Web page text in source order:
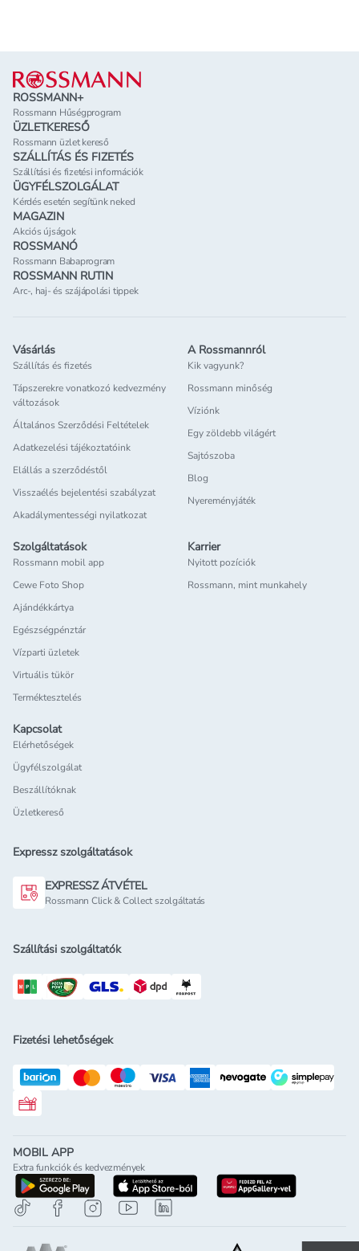
Lábléc
ROSSMANN+
Rossmann Hűségprogram
ÜZLETKERESŐ
Rossmann üzlet kereső
SZÁLLÍTÁS ÉS FIZETÉS
Szállítási és fizetési információk
ÜGYFÉLSZOLGÁLAT
Kérdés esetén segítünk neked
MAGAZIN
Akciós újságok
ROSSMANÓ
Rossmann Babaprogram
ROSSMANN RUTIN
Arc-, haj- és szájápolási tippek
Vásárlás
Szállítás és fizetés
Tápszerekre vonatkozó kedvezmény
változások
Általános Szerződési Feltételek
Adatkezelési tájékoztatóink
Elállás a szerződéstől
Visszaélés bejelentési szabályzat
Akadálymentességi nyilatkozat
A Rossmannról
Kik vagyunk?
Rossmann minőség
Víziónk
Egy zöldebb világért
Sajtószoba
Blog
Nyereményjáték
Szolgáltatások
Rossmann mobil app
Cewe Foto Shop
Ajándékkártya
Egészségpénztár
Vízparti üzletek
Virtuális tükör
Terméktesztelés
Karrier
Nyitott pozíciók
Rossmann, mint munkahely
Kapcsolat
Elérhetőségek
Ügyfélszolgálat
Beszállítóknak
Üzletkereső
Expressz szolgáltatások
EXPRESSZ ÁTVÉTEL
Rossmann Click & Collect szolgáltatás
Szállítási szolgáltatók
Fizetési lehetőségek
Rossmann ajándékkártya
MOBIL APP
Extra funkciók és kedvezmények
letöltés a google-play-rölletöltés az app-store-ból
letöltés